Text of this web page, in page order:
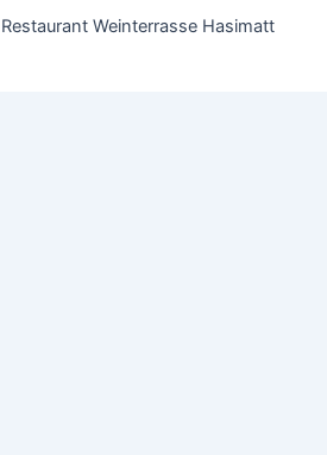
Weinterrasse Hasimatt